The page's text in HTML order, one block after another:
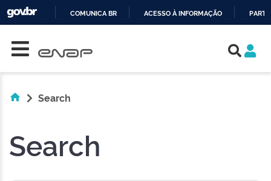
COMUNICA BR ACESSO À INFORMAÇÃO
Search
Search